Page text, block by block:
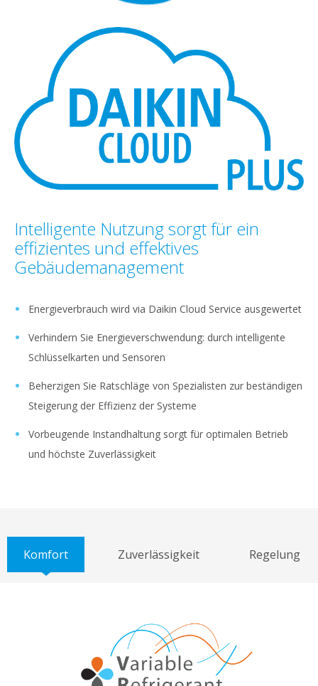
Intelligente Nutzung sorgt für ein
effizientes und effektives
Gebäudemanagement
Energieverbrauch wird via Daikin Cloud Service ausgewertet
Verhindern Sie Energieverschwendung: durch intelligente
Schlüsselkarten und Sensoren
Beherzigen Sie Ratschläge von Spezialisten zur beständigen
Steigerung der Effizienz der Systeme
Vorbeugende Instandhaltung sorgt für optimalen Betrieb
und höchste Zuverlässigkeit
Komfort Zuverlässigkeit Regelung